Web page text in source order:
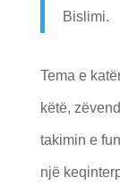
Bislimi.
Tema e
këtë,
takimin e
një